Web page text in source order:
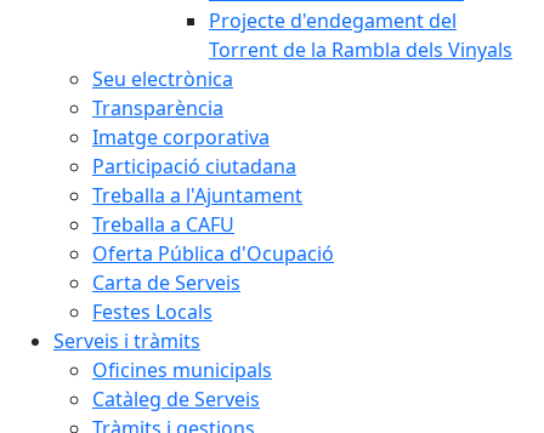
Projecte d'endegament del
Torrent de la Rambla dels Vinyals
Seu electrònica
Transparència
Imatge corporativa
Participació ciutadana
Treballa a l'Ajuntament
Treballa a CAFU
Oferta Pública d'Ocupació
Carta de Serveis
Festes Locals
Serveis i tràmits
Oficines municipals
Catàleg de Serveis